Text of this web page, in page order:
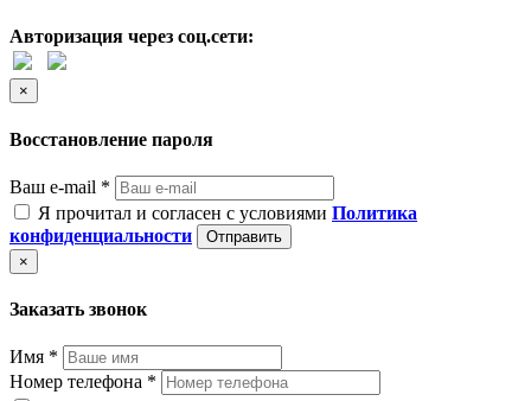
Авторизация через соц.сети:
×
Восстановление пароля
Ваш e-mail *
Я прочитал и согласен с условиями Политика
конфиденциальности
Отправить
×
Заказать звонок
Имя *
Номер телефона *